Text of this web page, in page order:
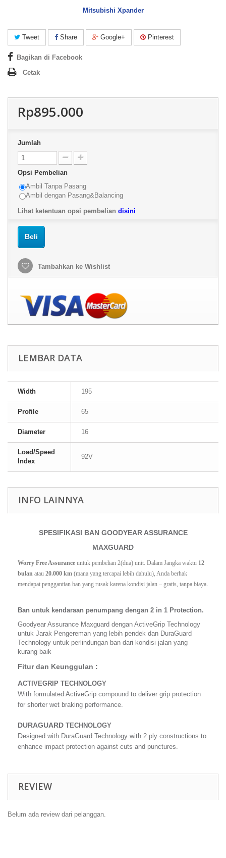
Mitsubishi Xpander
Tweet Share Google+ Pinterest
Bagikan di Facebook
Cetak
Rp895.000
Jumlah
Opsi Pembelian
Ambil Tanpa Pasang
Ambil dengan Pasang&Balancing
Lihat ketentuan opsi pembelian disini
Beli
Tambahkan ke Wishlist
LEMBAR DATA
Width 195
Profile 65
Diameter 16
Load/Speed
Index
92V
INFO LAINNYA
SPESIFIKASI BAN GOODYEAR ASSURANCE
MAXGUARD
Worry Free Assurance untuk pembelian 2(dua) unit. Dalam Jangka waktu 12
bulan atau 20.000 km (mana yang tercapai lebih dahulu), Anda berhak
mendapat penggantian ban yang rusak karena kondisi jalan – gratis, tanpa biaya
Ban untuk kendaraan penumpang dengan 2 in 1 Protection.
Goodyear Assurance Maxguard dengan ActiveGrip Technology
untuk Jarak Pengereman yang lebih pendek dan DuraGuard
Technology untuk perlindungan ban dari kondisi jalan yang
kurang baik
Fitur dan Keunggulan :
ACTIVEGRIP TECHNOLOGY
With formulated ActiveGrip compound to deliver grip protection
for shorter wet braking performance.
DURAGUARD TECHNOLOGY
Designed with DuraGuard Technology with 2 ply constructions to
enhance impact protection against cuts and punctures.
REVIEW
Belum ada review dari pelanggan.